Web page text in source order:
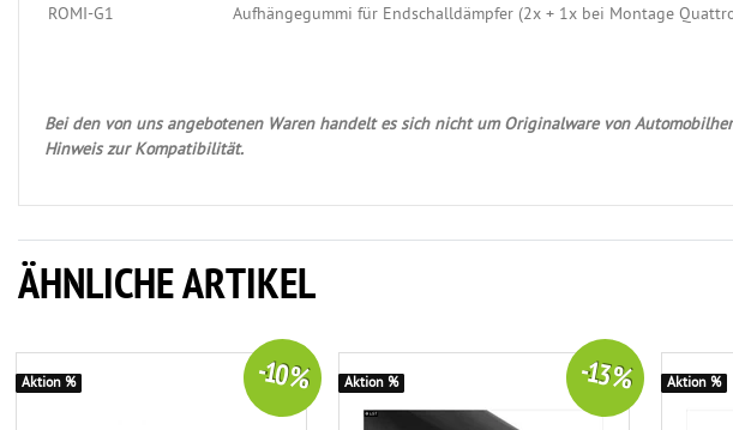
ROMI-G1
Aufhängegummi für Endschalldämpfer (2x + 1x bei Montage
Bei den von uns angebotenen Waren handelt es sich nicht um Originalware von
Hinweis zur Kompatibilität.
ÄHNLICHE ARTIKEL
-10 %
Aktion % -13 %
Aktion % Aktion %